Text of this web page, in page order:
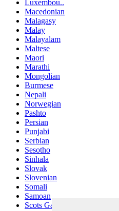
Luxembou..
Macedonian
Malagasy
Malay
Malayalam
Maltese
Maori
Marathi
Mongolian
Burmese
Nepali
Norwegian
Pashto
Persian
Punjabi
Serbian
Sesotho
Sinhala
Slovak
Slovenian
Somali
Samoan
Scots Gaelic